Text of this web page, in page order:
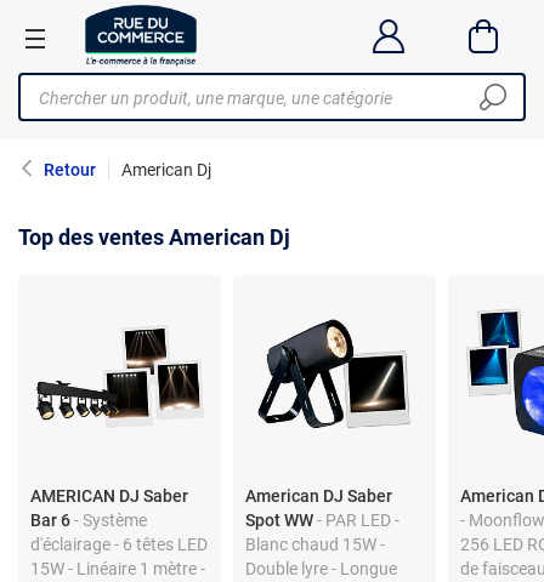
Retour American Dj
Top des ventes American Dj
AMERICAN DJ Saber
Bar 6- Système
d'éclairage - 6 têtes LED
15W - Linéaire 1 mètre -
American DJ Saber
Spot WW- PAR LED -
Blanc chaud 15W -
Double lyre - Longue
American
-
256 LED
de